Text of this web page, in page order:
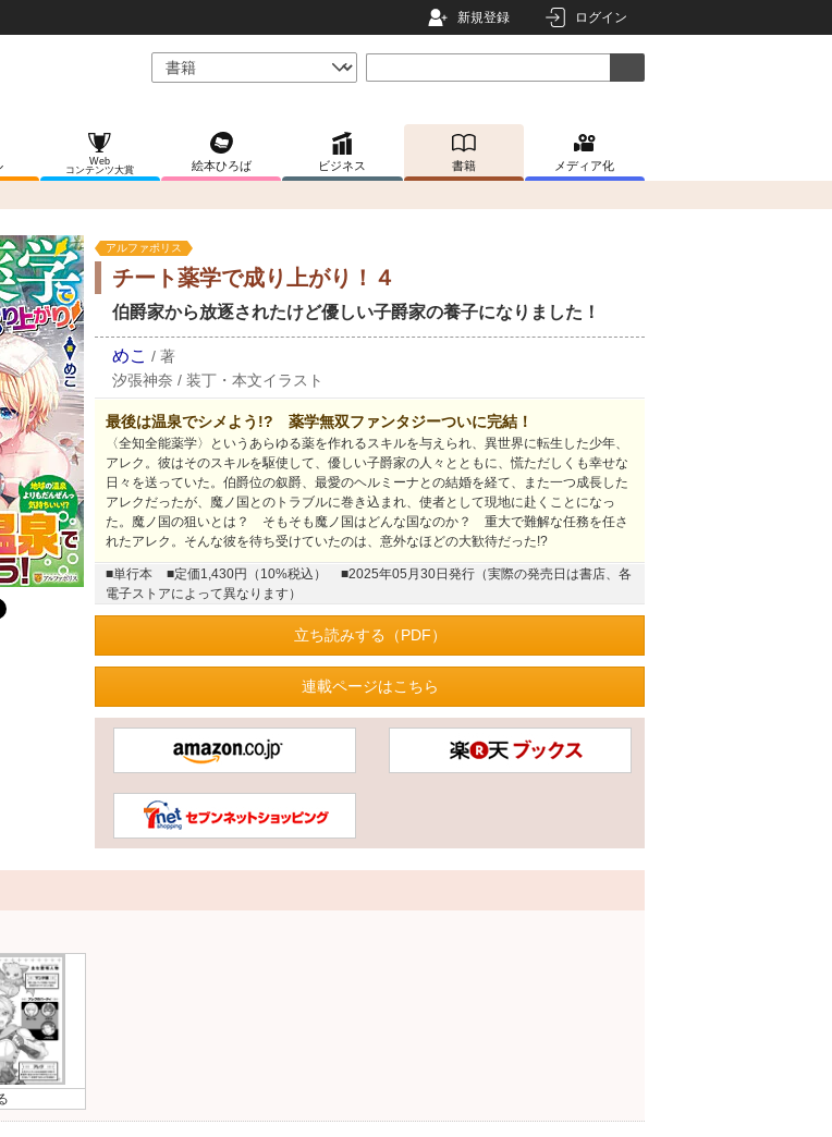
新規登録 ログイン
Web
コンテンツ大賞
絵本ひろば ビジネス 書籍 メディア化
アルファポリス
チート薬学で成り上がり！４
伯爵家から放逐されたけど優しい子爵家の養子になりました！
めこ / 著
汐張神奈 / 装丁・本文イラスト
最後は温泉でシメよう!? 薬学無双ファンタジーついに完結！
〈全知全能薬学〉というあらゆる薬を作れるスキルを与えられ、異世界に転生した少年、
アレク。彼はそのスキルを駆使して、優しい子爵家の人々とともに、慌ただしくも幸せな
日々を送っていた。伯爵位の叙爵、最愛のヘルミーナとの結婚を経て、また一つ成長した
アレクだったが、魔ノ国とのトラブルに巻き込まれ、使者として現地に赴くことになっ
た。魔ノ国の狙いとは？ そもそも魔ノ国はどんな国なのか？ 重大で難解な任務を任さ
れたアレク。そんな彼を待ち受けていたのは、意外なほどの大歓待だった!?
■単行本 ■定価1,430円（10%税込）
■2025年05月30日発行（実際の発売日は書店、各
電子ストアによって異なります）
立ち読みする（PDF）
連載ページはこちら